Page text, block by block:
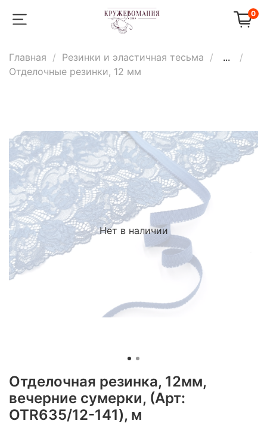
0
Главная Резинки и эластичная тесьма
...
Отделочные резинки, 12 мм
Нет в наличии
Отделочная резинка, 12мм,
вечерние сумерки, (Арт:
OTR635/12-141), м